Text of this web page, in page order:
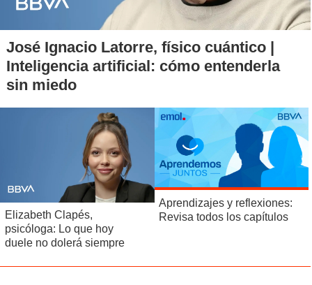
José Ignacio Latorre, físico cuántico |
Inteligencia artificial: cómo entenderla
sin miedo
Elizabeth Clapés,
psicóloga: Lo que hoy
duele no dolerá siempre
Aprendizajes y reflexiones:
Revisa todos los capítulos